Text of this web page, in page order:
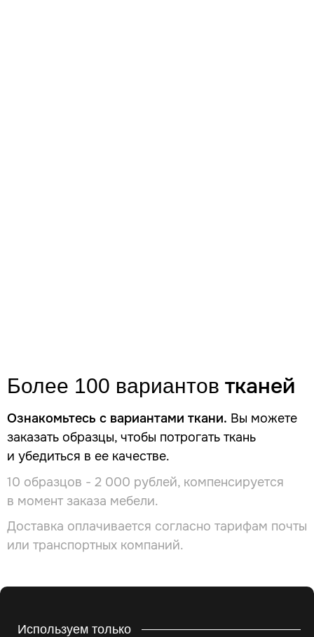
Более 100 вариантов тканей
Ознакомьтесь с вариантами ткани. Вы можете
заказать образцы, чтобы потрогать ткань
и убедиться в ее качестве.
10 образцов - 2 000 рублей, компенсируется
в момент заказа мебели.
Доставка оплачивается согласно тарифам почты
или транспортных компаний.
Используем только